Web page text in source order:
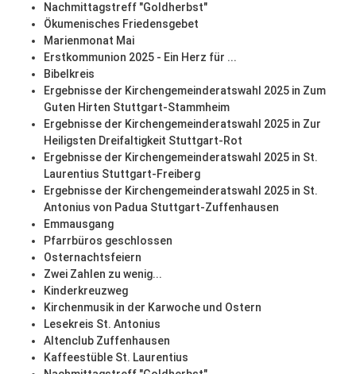
Nachmittagstreff "Goldherbst"
Ökumenisches Friedensgebet
Marienmonat Mai
Erstkommunion 2025 - Ein Herz für ...
Bibelkreis
Ergebnisse der Kirchengemeinderatswahl 2025 in Zum
Guten Hirten Stuttgart-Stammheim
Ergebnisse der Kirchengemeinderatswahl 2025 in Zur
Heiligsten Dreifaltigkeit Stuttgart-Rot
Ergebnisse der Kirchengemeinderatswahl 2025 in St.
Laurentius Stuttgart-Freiberg
Ergebnisse der Kirchengemeinderatswahl 2025 in St.
Antonius von Padua Stuttgart-Zuffenhausen
Emmausgang
Pfarrbüros geschlossen
Osternachtsfeiern
Zwei Zahlen zu wenig...
Kinderkreuzweg
Kirchenmusik in der Karwoche und Ostern
Lesekreis St. Antonius
Altenclub Zuffenhausen
Kaffeestüble St. Laurentius